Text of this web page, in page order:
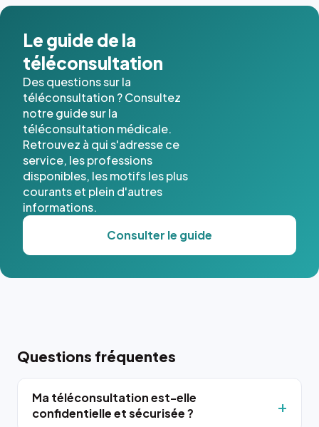
cas. #}
Le guide de la
téléconsultation
Des questions sur la
téléconsultation ? Consultez
notre guide sur la
téléconsultation médicale.
Retrouvez à qui s'adresse ce
service, les professions
disponibles, les motifs les plus
courants et plein d'autres
informations.
Consulter le guide
Questions fréquentes
Ma téléconsultation est-elle
confidentielle et sécurisée ?